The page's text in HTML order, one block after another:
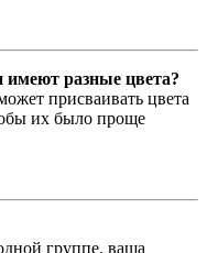
имеют разные цвета?
присваивать цвета
их было проще
группе, ваша